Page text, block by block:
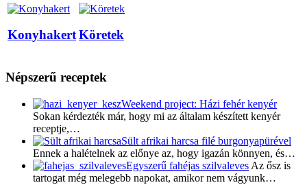
KonyhakertKöretek
Népszerű receptek
Weekend project: Házi fehér kenyér
Sokan kérdezték már, hogy mi az általam készített kenyér
receptje,…
Sült afrikai harcsa filé burgonyapürével
Ennek a halételnek az előnye az, hogy igazán könnyen, és…
Egyszerű fahéjas szilvaleves Az ősz is
tartogat még melegebb napokat, amikor nem vágyunk…